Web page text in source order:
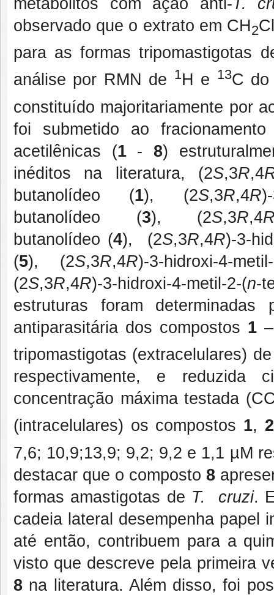
metabólitos com ação anti-T.
observado que o extrato em CH2Cl
para as formas tripomastigotas
análise por RMN de 1H e 13C do
constituído majoritariamente por
foi submetido ao
acetilênicas (1- 8)
inéditos na literatura, (2S,3R,4
butanolídeo (1), (2S,3R,4R
butanolídeo (3), (2S,3R,4
butanolídeo (4), (2S,3R,4R)-3-
(5), (2S,3R,4R)-3-hidroxi-4-
(2S,3R,4R)-3-hidroxi-4-metil-2-(n-
estruturas foram
antiparasitária dos compostos 1
tripomastigotas (extracelulares)
respectivamente, e reduzida
concentração máxima testada
(intracelulares) os compostos 1, 2
7,6; 10,9;13,9; 9,2; 9,2 e 1,1 µM
destacar que o composto 8
formas amastigotas de T. cruzi.
cadeia lateral desempenha papel
até então, contribuem para a
visto que descreve pela primeira
8 na literatura. Além disso, foi